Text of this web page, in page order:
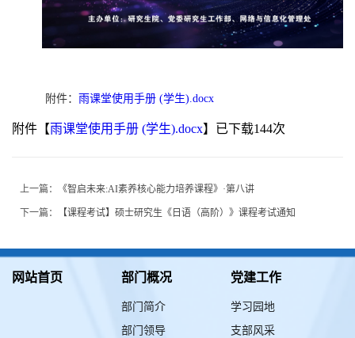
附件： 雨课堂使用手册 (学生).docx
附件【雨课堂使用手册 (学生).docx】已下载144次
上一篇： 《智启未来:AI素养核心能力培养课程》·第八讲
下一篇： 【课程考试】硕士研究生《日语（高阶）》课程考试通知
网站首页 部门概况
部门简介
部门领导
党建工作
学习园地
支部风采